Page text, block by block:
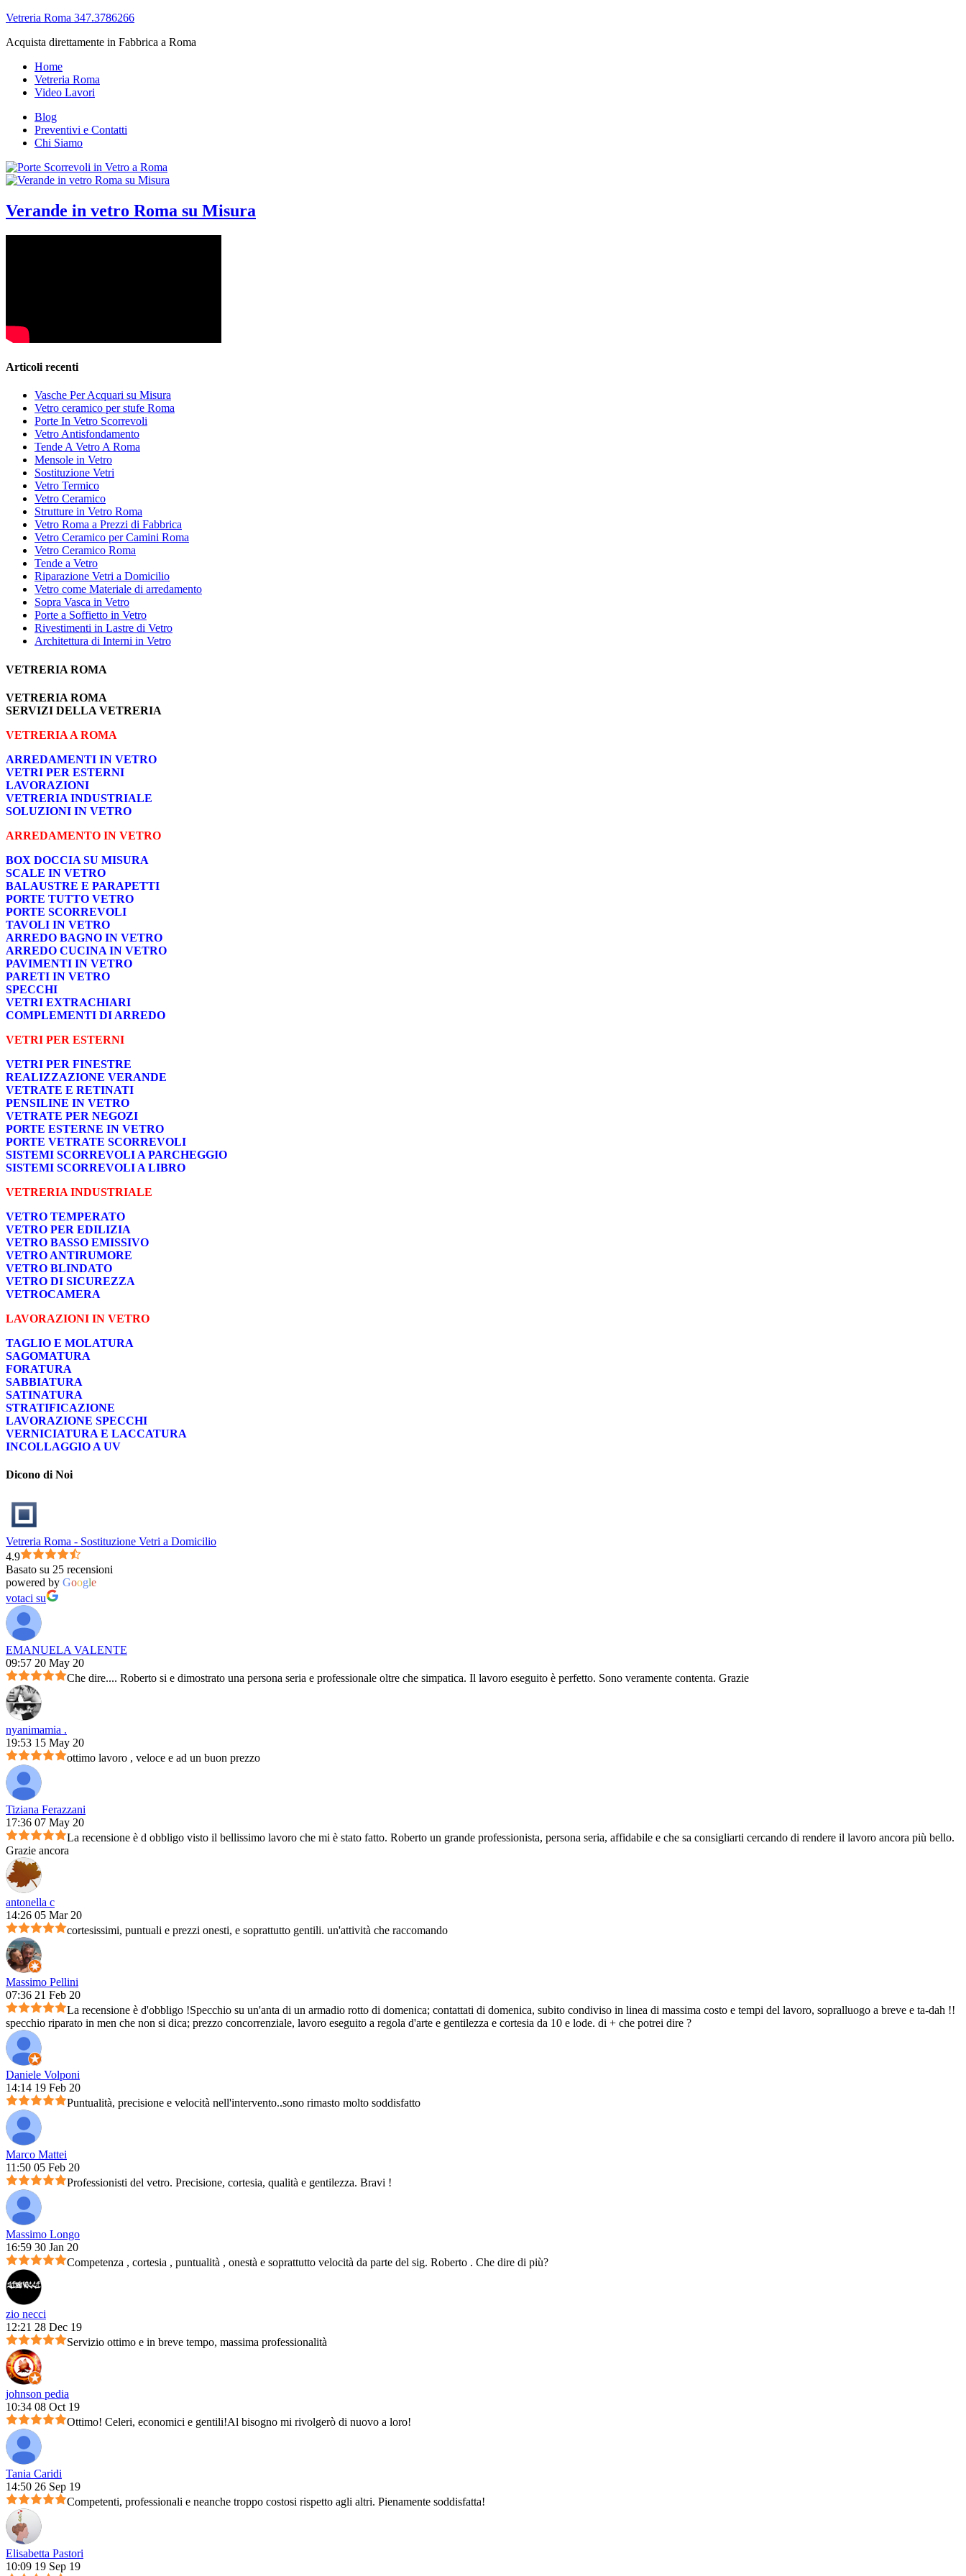
Vetreria Roma 347.3786266
Acquista direttamente in Fabbrica a Roma
Home
Vetreria Roma
Video Lavori
Blog
Preventivi e Contatti
Chi Siamo
Verande in vetro Roma su Misura
Articoli recenti
Vasche Per Acquari su Misura
Vetro ceramico per stufe Roma
Porte In Vetro Scorrevoli
Vetro Antisfondamento
Tende A Vetro A Roma
Mensole in Vetro
Sostituzione Vetri
Vetro Termico
Vetro Ceramico
Strutture in Vetro Roma
Vetro Roma a Prezzi di Fabbrica
Vetro Ceramico per Camini Roma
Vetro Ceramico Roma
Tende a Vetro
Riparazione Vetri a Domicilio
Vetro come Materiale di arredamento
Sopra Vasca in Vetro
Porte a Soffietto in Vetro
Rivestimenti in Lastre di Vetro
Architettura di Interni in Vetro
VETRERIA ROMA
VETRERIA ROMA
SERVIZI DELLA VETRERIA
VETRERIA A ROMA
ARREDAMENTI IN VETRO
VETRI PER ESTERNI
LAVORAZIONI
VETRERIA INDUSTRIALE
SOLUZIONI IN VETRO
ARREDAMENTO IN VETRO
BOX DOCCIA SU MISURA
SCALE IN VETRO
BALAUSTRE E PARAPETTI
PORTE TUTTO VETRO
PORTE SCORREVOLI
TAVOLI IN VETRO
ARREDO BAGNO IN VETRO
ARREDO CUCINA IN VETRO
PAVIMENTI IN VETRO
PARETI IN VETRO
SPECCHI
VETRI EXTRACHIARI
COMPLEMENTI DI ARREDO
VETRI PER ESTERNI
VETRI PER FINESTRE
REALIZZAZIONE VERANDE
VETRATE E RETINATI
PENSILINE IN VETRO
VETRATE PER NEGOZI
PORTE ESTERNE IN VETRO
PORTE VETRATE SCORREVOLI
SISTEMI SCORREVOLI A PARCHEGGIO
SISTEMI SCORREVOLI A LIBRO
VETRERIA INDUSTRIALE
VETRO TEMPERATO
VETRO PER EDILIZIA
VETRO BASSO EMISSIVO
VETRO ANTIRUMORE
VETRO BLINDATO
VETRO DI SICUREZZA
VETROCAMERA
LAVORAZIONI IN VETRO
TAGLIO E MOLATURA
SAGOMATURA
FORATURA
SABBIATURA
SATINATURA
STRATIFICAZIONE
LAVORAZIONE SPECCHI
VERNICIATURA E LACCATURA
INCOLLAGGIO A UV
Dicono di Noi
Vetreria Roma - Sostituzione Vetri a Domicilio
4.9
Basato su 25 recensioni
powered by Google
votaci su
EMANUELA VALENTE
09:57 20 May 20
Che dire.... Roberto si e dimostrato una persona seria e professionale oltre che simpatica. Il lavoro eseguito è perfetto. Sono veramente contenta. Grazie
nyanimamia .
19:53 15 May 20
ottimo lavoro , veloce e ad un buon prezzo
Tiziana Ferazzani
17:36 07 May 20
La recensione è d obbligo visto il bellissimo lavoro che mi è stato fatto. Roberto un grande professionista, persona seria, affidabile e che sa consigliarti cercando di rendere il lavoro ancora più bello.
Grazie ancora
antonella c
14:26 05 Mar 20
cortesissimi, puntuali e prezzi onesti, e soprattutto gentili. un'attività che raccomando
Massimo Pellini
07:36 21 Feb 20
La recensione è d'obbligo !Specchio su un'anta di un armadio rotto di domenica; contattati di domenica, subito condiviso in linea di massima costo e tempi del lavoro, sopralluogo a breve e ta-dah !!
specchio riparato in men che non si dica; prezzo concorrenziale, lavoro eseguito a regola d'arte e gentilezza e cortesia da 10 e lode. di + che potrei dire ?
Daniele Volponi
14:14 19 Feb 20
Puntualità, precisione e velocità nell'intervento..sono rimasto molto soddisfatto
Marco Mattei
11:50 05 Feb 20
Professionisti del vetro. Precisione, cortesia, qualità e gentilezza. Bravi !
Massimo Longo
16:59 30 Jan 20
Competenza , cortesia , puntualità , onestà e soprattutto velocità da parte del sig. Roberto . Che dire di più?
zio necci
12:21 28 Dec 19
Servizio ottimo e in breve tempo, massima professionalità
johnson pedia
10:34 08 Oct 19
Ottimo! Celeri, economici e gentili!Al bisogno mi rivolgerò di nuovo a loro!
Tania Caridi
14:50 26 Sep 19
Competenti, professionali e neanche troppo costosi rispetto agli altri. Pienamente soddisfatta!
Elisabetta Pastori
10:09 19 Sep 19